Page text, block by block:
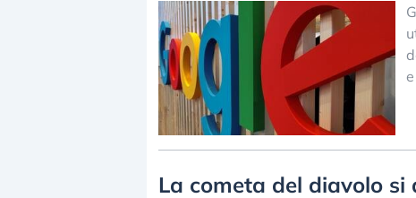
La cometa del diavolo si